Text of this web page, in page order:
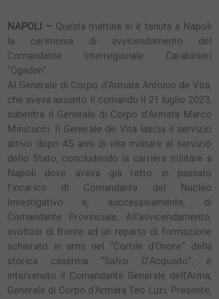
NAPOLI – Questa mattina si è tenuta a Napoli
la cerimonia di avvicendamento del
Comandante Interregionale Carabinieri
“Ogaden”.
Al Generale di Corpo d’Armata Antonio de Vita,
che aveva assunto il comando il 21 luglio 2023,
subentra il Generale di Corpo d’Armata Marco
Minicucci. Il Generale de Vita lascia il servizio
attivo dopo 45 anni di vita militare al servizio
dello Stato, concludendo la carriera militare a
Napoli dove aveva già retto in passato
l’incarico di Comandante del Nucleo
Investigativo e, successivamente, di
Comandante Provinciale. All’avvicendamento,
svoltosi di fronte ad un reparto di formazione
schierato in armi nel “Cortile d’Onore” della
storica caserma “Salvo D’Acquisto”, è
intervenuto il Comandante Generale dell’Arma,
Generale di Corpo d’Armata Teo Luzi. Presente,